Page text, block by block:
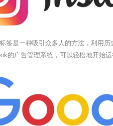
是一种吸引众多人的方法，利用
的广告管理系统，可以轻松地开始运